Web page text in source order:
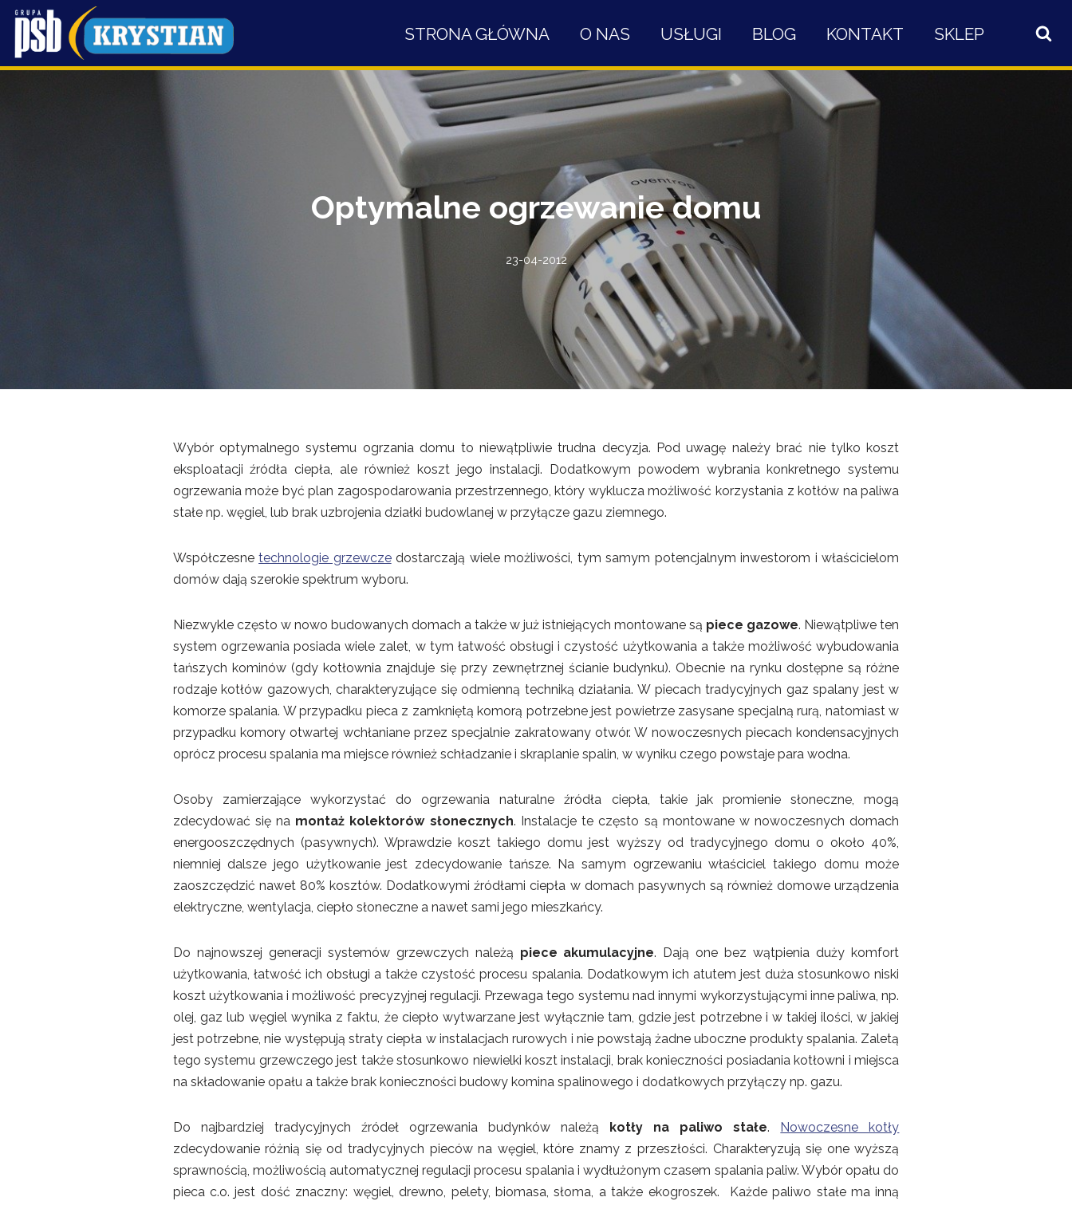
Przejdź
do
STRONA GŁÓWNA O NAS USŁUGI BLOG KONTAKT SKLEP
Optymalne ogrzewanie domu
23-04-2012
Wybór optymalnego systemu ogrzania domu to niewątpliwie trudna decyzja. Pod uwagę należy brać nie tylko koszt
eksploatacji źródła ciepła, ale również koszt jego instalacji. Dodatkowym powodem wybrania konkretnego systemu
ogrzewania może być plan zagospodarowania przestrzennego, który wyklucza możliwość korzystania z kotłów na paliwa
stałe np. węgiel, lub brak uzbrojenia działki budowlanej w przyłącze gazu ziemnego.
Współczesnetechnologie grzewczedostarczają wiele możliwości, tym samym potencjalnym inwestorom i właścicielom
domów dają szerokie spektrum wyboru.
Niezwykle często w nowo budowanych domach a także w już istniejących montowane są piece gazowe. Niewątpliwe ten
system ogrzewania posiada wiele zalet, w tym łatwość obsługi i czystość użytkowania a także możliwość wybudowania
tańszych kominów (gdy kotłownia znajduje się przy zewnętrznej ścianie budynku). Obecnie na rynku dostępne są różne
rodzaje kotłów gazowych, charakteryzujące się odmienną techniką działania. W piecach tradycyjnych gaz spalany jest w
komorze spalania. W przypadku pieca z zamkniętą komorą potrzebne jest powietrze zasysane specjalną rurą, natomiast w
przypadku komory otwartej wchłaniane przez specjalnie zakratowany otwór. W nowoczesnych piecach kondensacyjnych
oprócz procesu spalania ma miejsce również schładzanie i skraplanie spalin, w wyniku czego powstaje para wodna.
Osoby zamierzające wykorzystać do ogrzewania naturalne źródła ciepła, takie jak promienie słoneczne, mogą
zdecydować się na montaż kolektorów słonecznych. Instalacje te często są montowane w nowoczesnych domach
energooszczędnych (pasywnych). Wprawdzie koszt takiego domu jest wyższy od tradycyjnego domu o około 40%,
niemniej dalsze jego użytkowanie jest zdecydowanie tańsze. Na samym ogrzewaniu właściciel takiego domu może
zaoszczędzić nawet 80% kosztów. Dodatkowymi źródłami ciepła w domach pasywnych są również domowe urządzenia
elektryczne, wentylacja, ciepło słoneczne a nawet sami jego mieszkańcy.
Do najnowszej generacji systemów grzewczych należą piece akumulacyjne. Dają one bez wątpienia duży komfort
użytkowania, łatwość ich obsługi a także czystość procesu spalania. Dodatkowym ich atutem jest duża stosunkowo niski
koszt użytkowania i możliwość precyzyjnej regulacji. Przewaga tego systemu nad innymi wykorzystującymi inne paliwa, np.
olej, gaz lub węgiel wynika z faktu, że ciepło wytwarzane jest wyłącznie tam, gdzie jest potrzebne i w takiej ilości, w jakiej
jest potrzebne, nie występują straty ciepła w instalacjach rurowych i nie powstają żadne uboczne produkty spalania. Zaletą
tego systemu grzewczego jest także stosunkowo niewielki koszt instalacji, brak konieczności posiadania kotłowni i miejsca
na składowanie opału a także brak konieczności budowy komina spalinowego i dodatkowych przyłączy np. gazu.
Do najbardziej tradycyjnych źródeł ogrzewania budynków należą kotły na paliwo stałe. Nowoczesne kotły
zdecydowanie różnią się od tradycyjnych pieców na węgiel, które znamy z przeszłości. Charakteryzują się one wyższą
sprawnością, możliwością automatycznej regulacji procesu spalania i wydłużonym czasem spalania paliw. Wybór opału do
pieca c.o. jest dość znaczny: węgiel, drewno, pelety, biomasa, słoma, a także ekogroszek. Każde paliwo stałe ma inną